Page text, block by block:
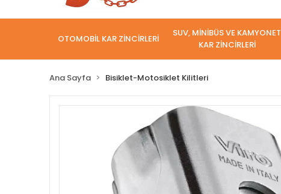
OTOMOBİL KAR ZİNCİRLERİ
SUV, MİNİBÜS VE KAMYONET
KAR ZİNCİRLERİ
Ana Sayfa Bisiklet-Motosiklet Kilitleri